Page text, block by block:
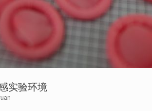
实验环境